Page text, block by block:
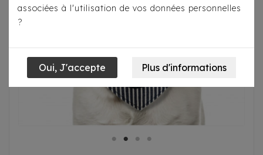
associées à l'utilisation de vos données personnelles
?